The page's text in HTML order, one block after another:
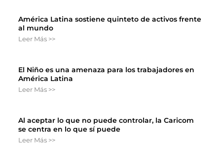
América Latina sostiene quinteto de activos frente
al mundo
Leer Más >>
El Niño es una amenaza para los trabajadores en
América Latina
Leer Más >>
Al aceptar lo que no puede controlar, la Caricom
se centra en lo que sí puede
Leer Más >>